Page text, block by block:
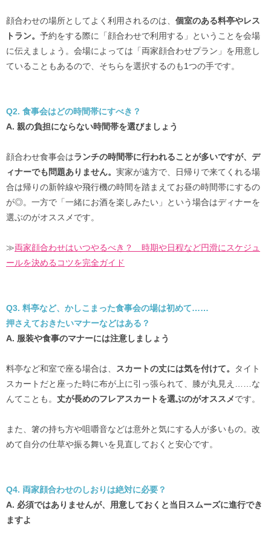
顔合わせの場所としてよく利用されるのは、 個室のある料亭やレス
トラン。 予約をする際に「顔合わせで利用する」ということを会場
に伝えましょう。会場によっては「両家顔合わせプラン」を用意し
ていることもあるので、そちらを選択するのも1つの手です。
Q2. 食事会はどの時間帯にすべき？
A. 親の負担にならない時間帯を選びましょう
顔合わせ食事会はランチの時間帯に行われることが多いですが、デ
ィナーでも問題ありません。 実家が遠方で、日帰りで来てくれる場
合は帰りの新幹線や飛行機の時間を踏まえてお昼の時間帯にするの
が◎。一方で「一緒にお酒を楽しみたい」という場合はディナーを
選ぶのがオススメです。
≫両家顔合わせはいつやるべき？ 時期や日程など円滑にスケジュ
ールを決めるコツを完全ガイド
Q3. 料亭など、かしこまった食事会の場は初めて……
押さえておきたいマナーなどはある？
A. 服装や食事のマナーには注意しましょう
料亭など和室で座る場合は、 スカートの丈には気を付けて。
タイト
スカートだと座った時に布が上に引っ張られて、膝が丸見え……な
んてことも。 丈が長めのフレアスカートを選ぶのがオススメです。
また、箸の持ち方や咀嚼音などは意外と気にする人が多いもの。改
めて自分の仕草や振る舞いを見直しておくと安心です。
Q4. 両家顔合わせのしおりは絶対に必要？
A. 必須ではありませんが、用意しておくと当日スムーズに進行でき
ますよ